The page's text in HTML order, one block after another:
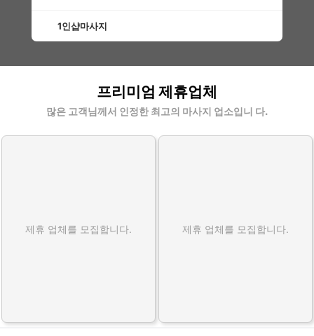
1인샵마사지
프리미엄 제휴업체
많은 고객님께서 인정한 최고의 마사지 업소입니 다.
제휴 업체를 모집합니다. 제휴 업체를 모집합니다.